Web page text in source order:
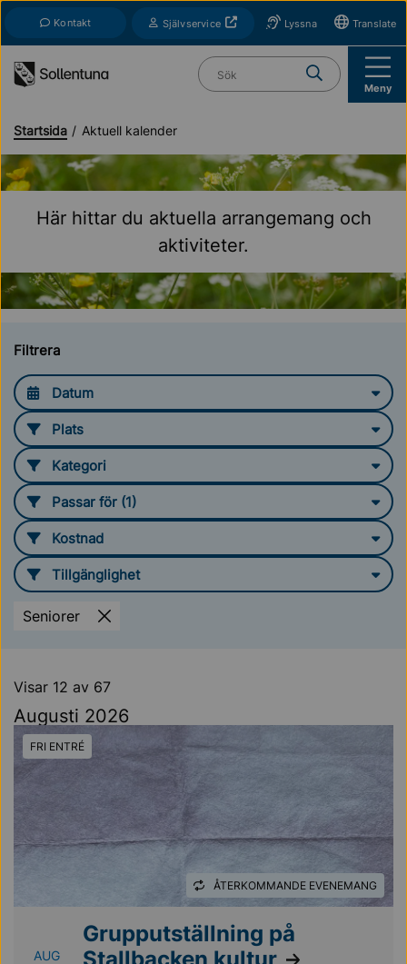
Kontakt SjälvserviceÖppnas i nytt fönsterLyssna Translate
Vad söker du?
Meny
Startsida Aktuell kalender
Här hittar du aktuella arrangemang och
aktiviteter.
Filtrera
Datum
Filtrera plats
Plats
Filtrera plats
Kategori
Filtrera passar för
Passar för (1)
Filtrera kostnad
Kostnad
Filtrera tillgänglighet
Tillgänglighet
Seniorer
Visar 12 av 67
Augusti 2026
FRI ENTRÉ
ÅTERKOMMANDE EVENEMANG
AUG
Grupputställning på